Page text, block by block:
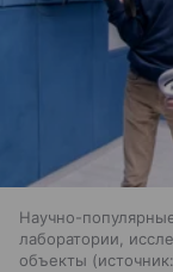
Научно-
лаборатории,
объекты
источник: